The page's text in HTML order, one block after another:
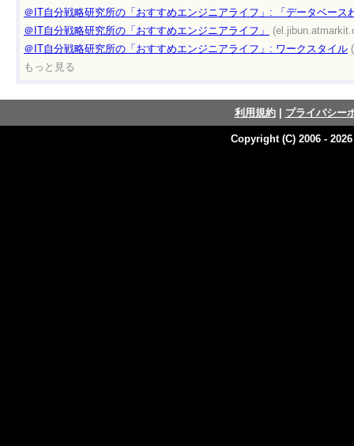
＠IT自分戦略研究所の「おすすめエンジニアライフ」: 「データベース
＠IT自分戦略研究所の「おすすめエンジニアライフ」
＠IT自分戦略研究所の「おすすめエンジニアライフ」: ワークスタイル
もっと見る
利用規約| プライバシー
Copyright (C) 2006 -